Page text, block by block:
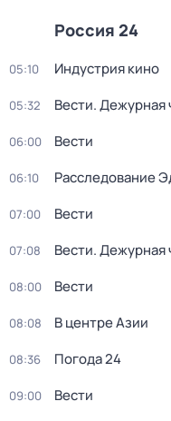
Россия 24
05:10 Индустрия кино
05:32 Вести. Дежурная
06:00 Вести
06:10 Расследование
07:00 Вести
07:08 Вести. Дежурная
08:00 Вести
08:08 В центре Азии
08:36 Погода 24
09:00 Вести